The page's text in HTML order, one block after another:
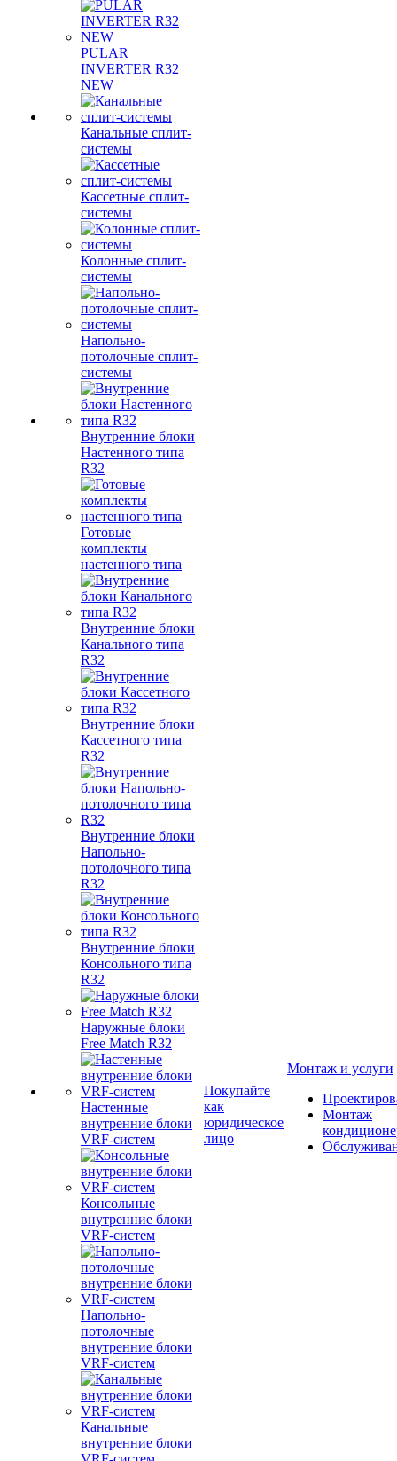
PULAR
INVERTER R32
NEW
Канальные сплит-
системы
Кассетные сплит-
системы
Колонные сплит-
системы
Напольно-
потолочные сплит-
системы
Внутренние блоки
Настенного типа
R32
Готовые
комплекты
настенного типа
Внутренние блоки
Канального типа
R32
Внутренние блоки
Кассетного типа
R32
Внутренние блоки
Напольно-
потолочного типа
R32
Внутренние блоки
Консольного типа
R32
Наружные блоки
Free Match R32
Настенные
внутренние блоки
VRF-систем
Консольные
внутренние блоки
VRF-систем
Напольно-
потолочные
внутренние блоки
VRF-систем
Канальные
внутренние блоки
Покупайте
как
юридическое
лицо
Монтаж и услуги
Монтаж